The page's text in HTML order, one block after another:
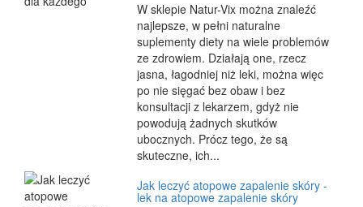
W sklepie Natur-Vix można znaleźć
najlepsze, w pełni naturalne
suplementy diety na wiele problemów
ze zdrowiem. Działają one, rzecz
jasna, łagodniej niż leki, można więc
po nie sięgać bez obaw i bez
konsultacji z lekarzem, gdyż nie
powodują żadnych skutków
ubocznych. Prócz tego, że są
skuteczne, ich...
Jak leczyć atopowe zapalenie skóry -
lek na atopowe zapalenie skóry